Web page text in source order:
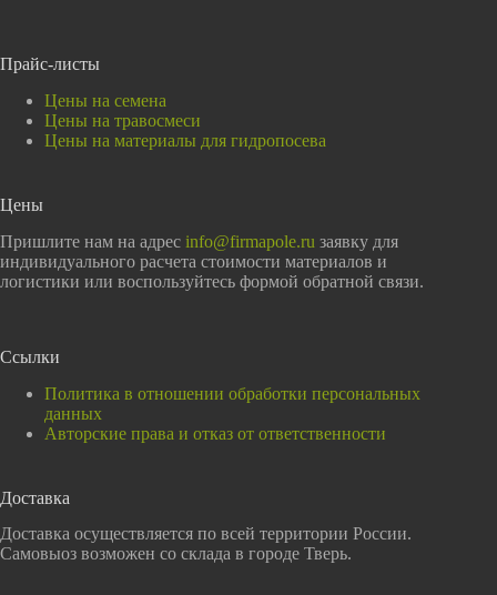
Прайс-листы
Цены на семена
Цены на травосмеси
Цены на материалы для гидропосева
Цены
Пришлите нам на адрес info@firmapole.ru заявку для
индивидуального расчета стоимости материалов и
логистики или воспользуйтесь формой обратной связи.
Ссылки
Политика в отношении обработки персональных
данных
Авторские права и отказ от ответственности
Доставка
Доставка осуществляется по всей территории России.
Самовыоз возможен со склада в городе Тверь.